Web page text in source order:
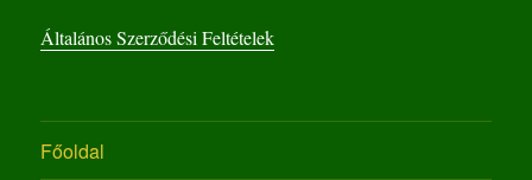
Általános Szerződési Feltételek
Főoldal